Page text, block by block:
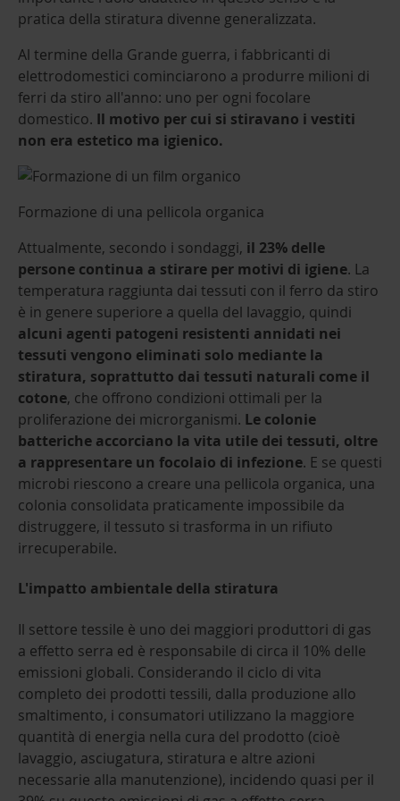
pratica della stiratura divenne generalizzata.
Al termine della Grande guerra, i fabbricanti di
elettrodomestici cominciarono a produrre milioni di
ferri da stiro all'anno: uno per ogni focolare
domestico. Il motivo per cui si stiravano i vestiti
non era estetico ma igienico.
Formazione di una pellicola organica
Attualmente, secondo i sondaggi, il 23% delle
persone continua a stirare per motivi di igiene. La
temperatura raggiunta dai tessuti con il ferro da stiro
è in genere superiore a quella del lavaggio, quindi
alcuni agenti patogeni resistenti annidati nei
tessuti vengono eliminati solo mediante la
stiratura, soprattutto dai tessuti naturali come il
cotone, che offrono condizioni ottimali per la
proliferazione dei microrganismi. Le colonie
batteriche accorciano la vita utile dei tessuti, oltre
a rappresentare un focolaio di infezione. E se questi
microbi riescono a creare una pellicola organica, una
colonia consolidata praticamente impossibile da
distruggere, il tessuto si trasforma in un rifiuto
irrecuperabile.
L'impatto ambientale della stiratura
Il settore tessile è uno dei maggiori produttori di gas
a effetto serra ed è responsabile di circa il 10% delle
emissioni globali. Considerando il ciclo di vita
completo dei prodotti tessili, dalla produzione allo
smaltimento, i consumatori utilizzano la maggiore
quantità di energia nella cura del prodotto (cioè
lavaggio, asciugatura, stiratura e altre azioni
necessarie alla manutenzione), incidendo quasi per il